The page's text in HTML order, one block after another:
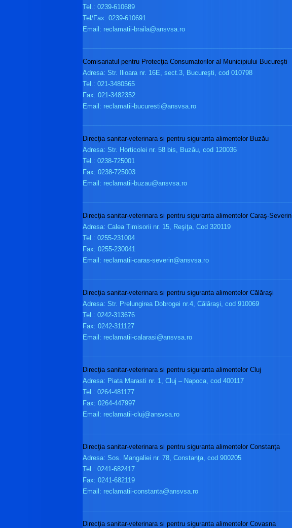
Tel.: 0239-610689
Tel/Fax: 0239-610691
Email: reclamatii-braila@ansvsa.ro
Comisariatul pentru Protecţia Consumatorilor al Municipiului Bucureşti
Adresa: Str. Ilioara nr. 16E, sect.3, Bucureşti, cod 010798
Tel.: 021-3480565
Fax: 021-3482352
Email: reclamatii-bucuresti@ansvsa.ro
Direcţia sanitar-veterinara si pentru siguranta alimentelor Buzău
Adresa: Str. Horticolei nr. 58 bis, Buzău, cod 120036
Tel.: 0238-725001
Fax: 0238-725003
Email: reclamatii-buzau@ansvsa.ro
Direcţia sanitar-veterinara si pentru siguranta alimentelor Caraş-Severin
Adresa: Calea Timisorii nr. 15, Reşiţa, Cod 320119
Tel.: 0255-231004
Fax: 0255-230041
Email: reclamatii-caras-severin@ansvsa.ro
Direcţia sanitar-veterinara si pentru siguranta alimentelor Călăraşi
Adresa: Str. Prelungirea Dobrogei nr.4, Călăraşi, cod 910069
Tel.: 0242-313676
Fax: 0242-311127
Email: reclamatii-calarasi@ansvsa.ro
Direcţia sanitar-veterinara si pentru siguranta alimentelor Cluj
Adresa: Piata Marasti nr. 1, Cluj – Napoca, cod 400117
Tel.: 0264-481177
Fax: 0264-447997
Email: reclamatii-cluj@ansvsa.ro
Direcţia sanitar-veterinara si pentru siguranta alimentelor Constanţa
Adresa: Sos. Mangaliei nr. 78, Constanţa, cod 900205
Tel.: 0241-682417
Fax: 0241-682119
Email: reclamatii-constanta@ansvsa.ro
Direcţia sanitar-veterinara si pentru siguranta alimentelor Covasna